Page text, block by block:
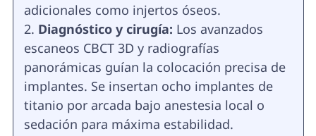
adicionales como injertos óseos.
Diagnóstico y cirugía: Los avanzados
escaneos CBCT 3D y radiografías
panorámicas guían la colocación precisa de
implantes. Se insertan ocho implantes de
titanio por arcada bajo anestesia local o
sedación para máxima estabilidad.